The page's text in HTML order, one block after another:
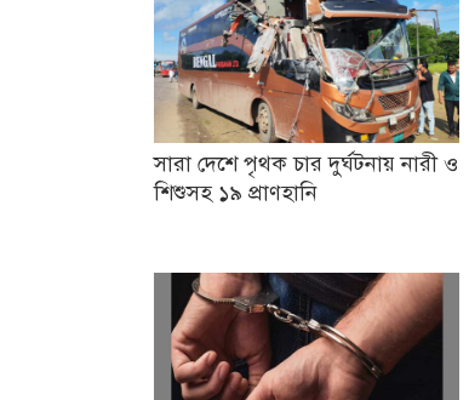
সারা দেশে পৃথক চার দুর্ঘটনায় নারী ও
শিশুসহ ১৯ প্রাণহানি